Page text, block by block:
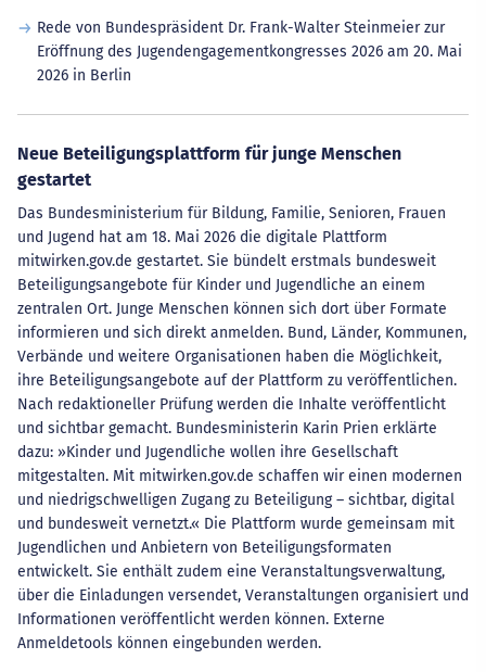
Rede von Bundespräsident Dr. Frank-Walter Steinmeier zur
Eröffnung des Jugendengagementkongresses 2026 am 20. Mai
2026 in Berlin
Neue Beteiligungsplattform für junge Menschen
gestartet
Das Bundesministerium für Bildung, Familie, Senioren, Frauen
und Jugend hat am 18. Mai 2026 die digitale Plattform
mitwirken.gov.de gestartet. Sie bündelt erstmals bundesweit
Beteiligungsangebote für Kinder und Jugendliche an einem
zentralen Ort. Junge Menschen können sich dort über Formate
informieren und sich direkt anmelden. Bund, Länder, Kommunen,
Verbände und weitere Organisationen haben die Möglichkeit,
ihre Beteiligungsangebote auf der Plattform zu veröffentlichen.
Nach redaktioneller Prüfung werden die Inhalte veröffentlicht
und sichtbar gemacht. Bundesministerin Karin Prien erklärte
dazu: »Kinder und Jugendliche wollen ihre Gesellschaft
mitgestalten. Mit mitwirken.gov.de schaffen wir einen modernen
und niedrigschwelligen Zugang zu Beteiligung – sichtbar, digital
und bundesweit vernetzt.« Die Plattform wurde gemeinsam mit
Jugendlichen und Anbietern von Beteiligungsformaten
entwickelt. Sie enthält zudem eine Veranstaltungsverwaltung,
über die Einladungen versendet, Veranstaltungen organisiert und
Informationen veröffentlicht werden können. Externe
Anmeldetools können eingebunden werden.